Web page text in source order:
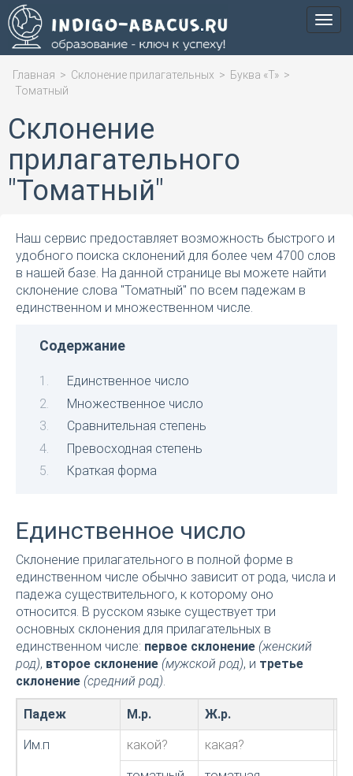
Меню
Главная > Склонение прилагательных > Буква «Т» >
Томатный
Склонение
прилагательного
"Томатный"
Наш сервис предоставляет возможность быстрого и
удобного поиска склонений для более чем 4700 слов
в нашей базе. На данной странице вы можете найти
склонение слова "Томатный" по всем падежам в
единственном и множественном числе.
Содержание
Единственное число
Множественное число
Сравнительная степень
Превосходная степень
Краткая форма
Единственное число
Склонение прилагательного в полной форме в
единственном числе обычно зависит от рода, числа и
падежа существительного, к которому оно
относится. В русском языке существует три
основных склонения для прилагательных в
единственном числе: первое склонение (женский
род), второе склонение (мужской род), и третье
склонение (средний род).
Падеж М.р. Ж.р.
Им.п какой? какая?